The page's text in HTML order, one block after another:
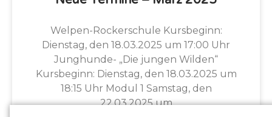
Welpen-Rockerschule Kursbeginn:
Dienstag, den 18.03.2025 um 17:00 Uhr
Junghunde- „Die jungen Wilden“
Kursbeginn: Dienstag, den 18.03.2025 um
18:15 Uhr Modul 1 Samstag, den
22.03.2025 um